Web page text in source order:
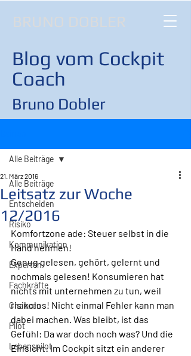
BRUNO DOBLER
Blog vom Cockpit
Coach
Bruno Dobler
Alle Beiträge
Entscheiden
Risiko
Kommunikation
Experten
Fachkräfte
Chancen
Pilot
Lebenspilot
Alle Beiträge
Leitsatz zur Woche
12/2016
21. März 2016
Komfortzone ade: Steuer selbst in die
Hand nehmen!
Genug gelesen, gehört, gelernt und
nochmals gelesen! Konsumieren hat
nichts mit unternehmen zu tun, weil
risikolos! Nicht einmal Fehler kann man
dabei machen. Was bleibt, ist das
Gefühl: Da war doch noch was? Und die
Einsicht: Im Cockpit sitzt ein anderer